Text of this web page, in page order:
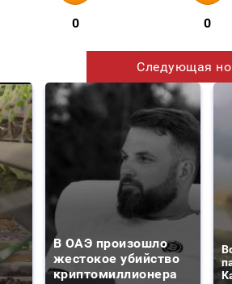
0 0
Следующая
В ОАЭ произошло
жестокое убийство
криптомиллионера